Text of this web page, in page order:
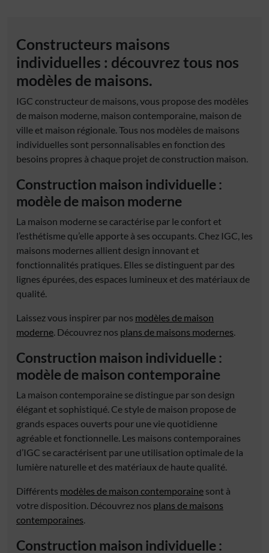
Constructeurs maisons
individuelles : découvrez tous nos
modèles de maisons.
IGC constructeur de maisons , vous propose des modèles
de maison moderne maison contemporaine , maison de
ville et maison régionale. Tous nos modèles de maisons
individuelles sont personnalisables en fonction des
besoins propres à chaque projet de construction maison.
Construction maison individuelle:
modèle demaison moderne
La maison moderne se caractérise par le confort et
l’esthétisme qu’elle apporte à ses occupants. Chez IGC, les
maisons modernes allient design innovant et
fonctionnalités pratiques. Elles se distinguent par des
lignes épurées, des espaces lumineux et des matériaux de
qualité.
Laissez vous inspirer par nos modèles de maison
moderne . Découvrez nos plans de maisons modernes
Construction maison individuelle:
modèle demaison contemporaine
La maison contemporaine se distingue par son design
élégant et sophistiqué. Ce style de maison propose de
grands espaces ouverts pour une vie quotidienne
agréable et fonctionnelle. Les maisons contemporaines
d’IGC se caractérisent par une utilisation optimale de la
lumière naturelle et des matériaux de haute qualité.
Différents modèles de maison contemporaine sont à
votre disposition. Découvrez nos plans de maisons
contemporaines
Construction maison individuelle: